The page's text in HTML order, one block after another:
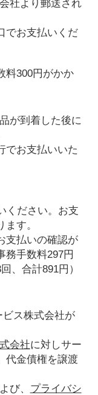
社より郵送され
でお支払いくだ
料300円がかか
が到着した後に
でお支払いいた
ください。お支
す。
支払いの確認が
務手数料297円
、合計891円）
ス株式会社が
会社に対しサー
代金債権を譲渡
び、 プライバシ